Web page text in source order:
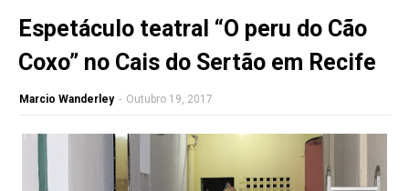
Espetáculo teatral “O peru do Cão
Coxo” no Cais do Sertão em Recife
Marcio Wanderley - Outubro 19, 2017